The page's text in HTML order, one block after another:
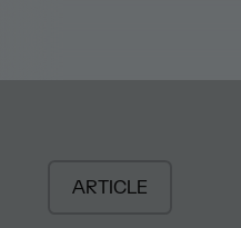
ARTICLE